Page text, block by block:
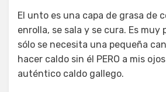
El unto es una capa de grasa de
enrolla, se sala y se cura. Es muy
sólo se necesita una pequeña
hacer caldo sin él PERO a mis
auténtico caldo gallego.